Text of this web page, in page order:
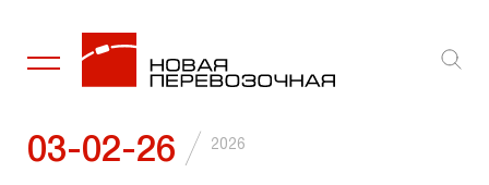
03-02-26 / 2026
Ключевые факты
Стратегия
Организация перевозок грузов
Транспортно-экспедиционные услуги
Рынок железнодо­рожных перевозок
Внутренние документы и политики
Акционер­ный капитал
Сведения о существенных фактах
Аффилированные лица
Социальная политика
Забота об окружающей среде
Новости
Галерея